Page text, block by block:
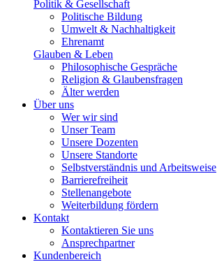
Politik & Gesellschaft
Politische Bildung
Umwelt & Nachhaltigkeit
Ehrenamt
Glauben & Leben
Philosophische Gespräche
Religion & Glaubensfragen
Älter werden
Über uns
Wer wir sind
Unser Team
Unsere Dozenten
Unsere Standorte
Selbstverständnis und Arbeitsweise
Barrierefreiheit
Stellenangebote
Weiterbildung fördern
Kontakt
Kontaktieren Sie uns
Ansprechpartner
Kundenbereich